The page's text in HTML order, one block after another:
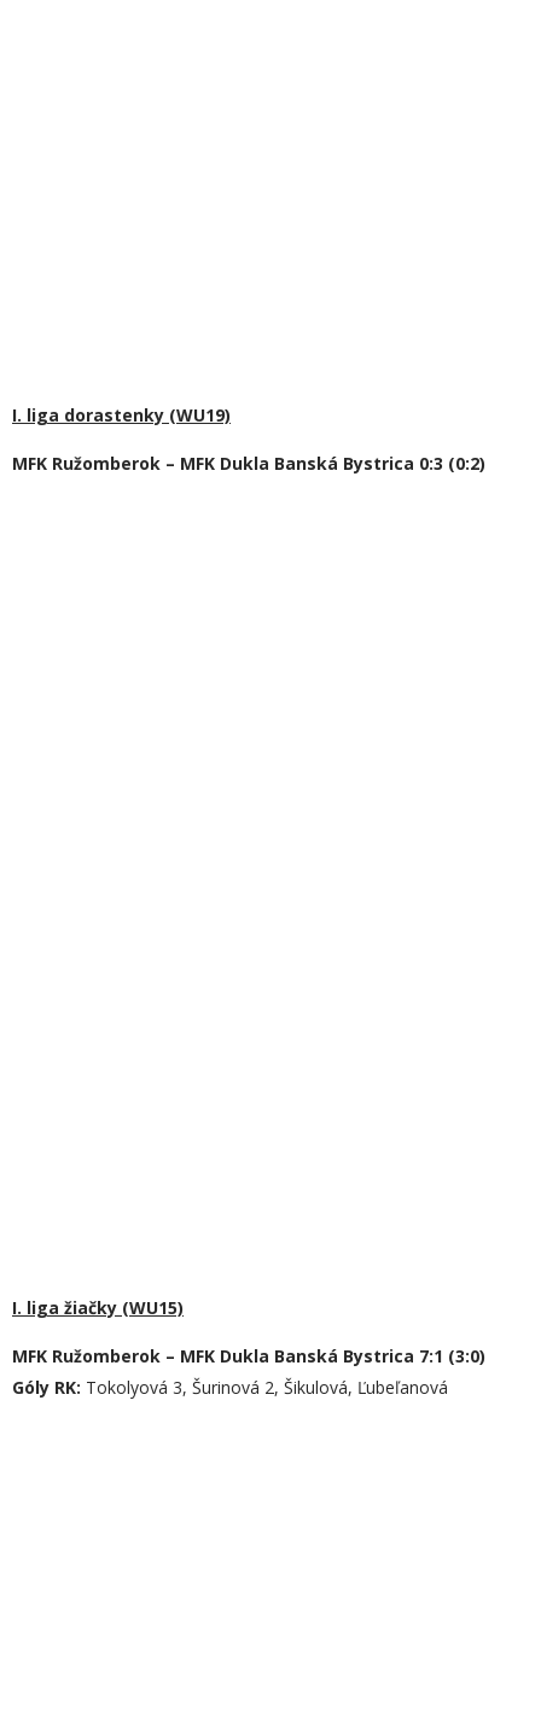
I. liga dorastenky (WU19)
MFK Ružomberok – MFK Dukla Banská Bystrica 0:3 (0:2)
I. liga žiačky (WU15)
MFK Ružomberok – MFK Dukla Banská Bystrica 7:1 (3:0)
Góly RK: Tokolyová 3, Šurinová 2, Šikulová, Ľubeľanová